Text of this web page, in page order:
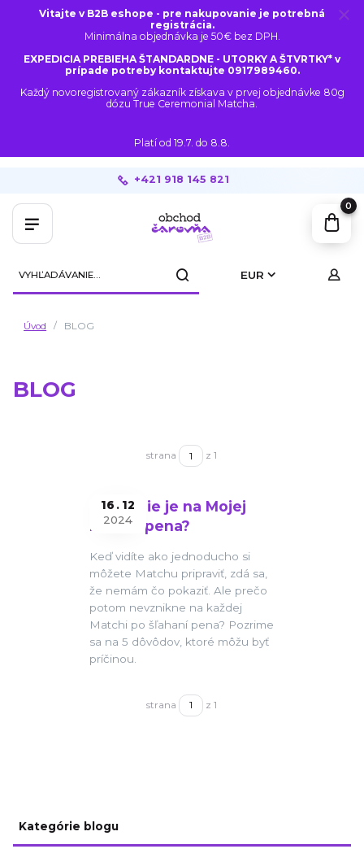
Vitajte v B2B eshope - pre nakupovanie je potrebná
registrácia.
Minimálna objednávka je 50€ bez DPH.
EXPEDICIA PREBIEHA ŠTANDARDNE - UTORKY A ŠTVRTKY* v
prípade potreby kontaktujte 0917989460.
Každý novoregistrovaný zákazník získava v prvej objednávke 80g
dózu True Ceremonial Matcha.
Platí od 19.7. do 8.8.
EUR
+421 918 145 821
0
Úvod BLOG
Kategórie blogu
BLOG
strana z 1
Prečo nie je na Mojej
Matchi pena?
16
12
2024
Keď vidíte ako jednoducho si
môžete Matchu pripraviť, zdá sa,
že nemám čo pokaziť. Ale prečo
potom nevznikne na každej
Matchi po šľahaní pena? Pozrime
sa na 5 dôvôdov, ktoré môžu byť
príčinou.
strana z 1